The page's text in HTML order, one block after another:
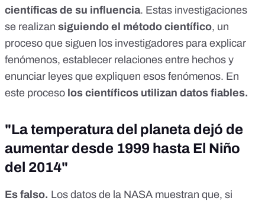
científicas de su influencia. Estas investigaciones
se realizan siguiendo el método científico, un
proceso que siguen los investigadores para explicar
fenómenos, establecer relaciones entre hechos y
enunciar leyes que expliquen esos fenómenos. En
este proceso los científicos utilizan datos fiables.
"La temperatura del planeta dejó de
aumentar desde 1999 hasta El Niño
del 2014"
Es falso. Los datos de la NASA muestran que, si